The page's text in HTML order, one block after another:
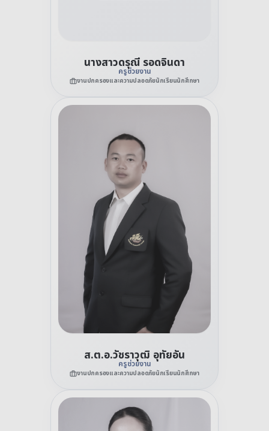
นางสาวดรุณี รอดจินดา
ครูช่วยงาน
งานปกครองและความปลอดภัยนักเรียนนักศึกษา
ส.ต.อ.วัชราวุฒิ อุทัยอัน
ครูช่วยงาน
งานปกครองและความปลอดภัยนักเรียนนักศึกษา